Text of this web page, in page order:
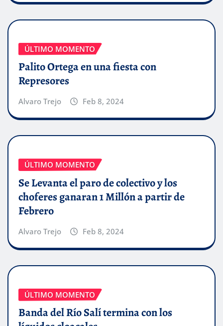
ÚLTIMO MOMENTO
Palito Ortega en una fiesta con
Represores
Alvaro Trejo Feb 8, 2024
ÚLTIMO MOMENTO
Se Levanta el paro de colectivo y los
choferes ganaran 1 Millón a partir de
Febrero
Alvaro Trejo Feb 8, 2024
ÚLTIMO MOMENTO
Banda del Río Salí termina con los